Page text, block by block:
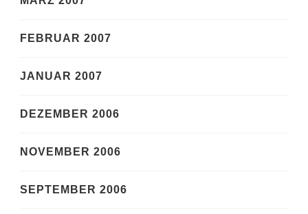
FEBRUAR 2007
JANUAR 2007
DEZEMBER 2006
NOVEMBER 2006
SEPTEMBER 2006